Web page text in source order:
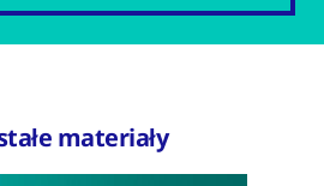
materiały